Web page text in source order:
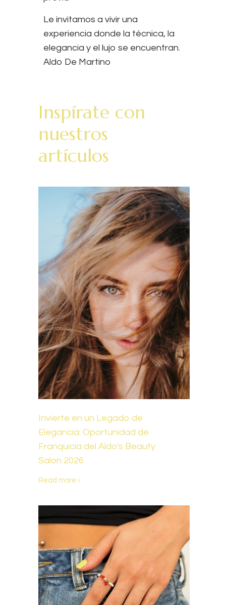
Le invitamos a vivir una
experiencia donde la técnica, la
elegancia y el lujo se encuentran.
Aldo De Martino
Inspírate con
nuestros
artículos
Invierte en un Legado de
Elegancia: Oportunidad de
Franquicia del Aldo's Beauty
Salon 2026
Read more ›